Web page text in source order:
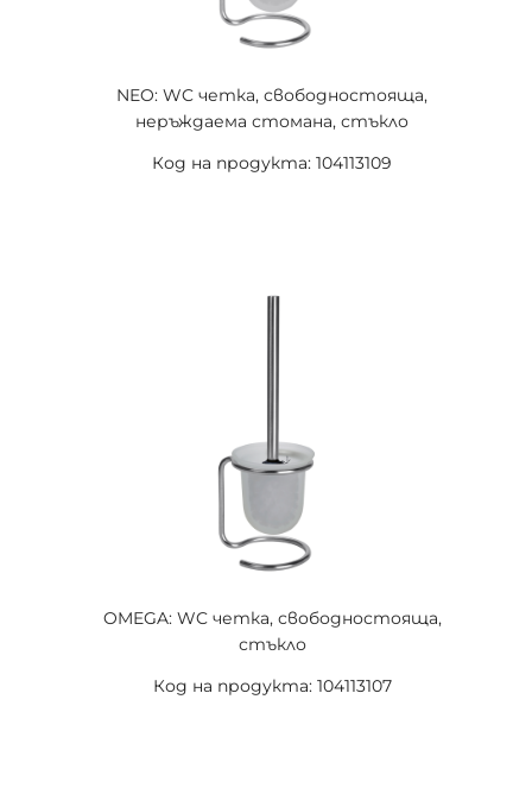
NEO: WC четка, свободностояща,
неръждаема стомана, стъкло
Код на продукта: 104113109
OMEGA: WC четка, свободностояща,
стъкло
Код на продукта: 104113107